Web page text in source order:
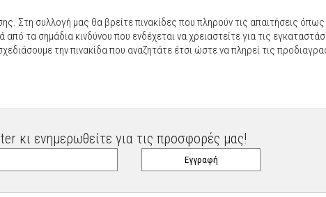
Στη συλλογή μας θα βρείτε πινακίδες που πληρούν τις απαιτήσεις
τα σημάδια κινδύνου που ενδέχεται να χρειαστείτε για τις
την πινακίδα που αναζητάτε έτσι ώστε να πληρεί τις
κι ενημερωθείτε για τις προσφορές μας!